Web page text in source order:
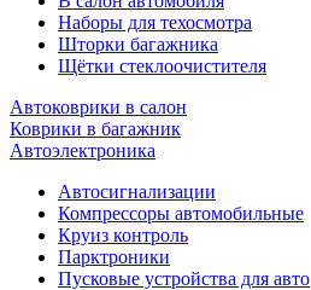
Наборы для техосмотра
Шторки багажника
Щётки стеклоочистителя
Автоковрики в салон
Коврики в багажник
Автоэлектроника
Автосигнализации
Компрессоры автомобильные
Круиз контроль
Парктроники
Пусковые устройства для авто